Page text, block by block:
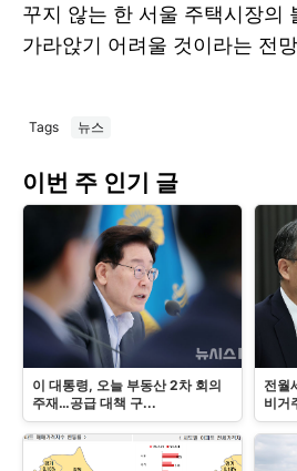
꾸지 않는 한 서울 주택시장의
가라앉기 어려울 것이라는 전
Tags 뉴스
이번 주 인기 글
이 대통령, 오늘 부동산 2차 회의
주재…공급 대책 구...
전월
비거